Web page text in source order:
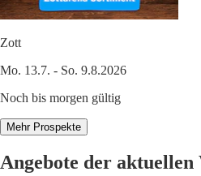
Zott
Mo. 13.7. - So. 9.8.2026
Noch bis morgen gültig
Mehr Prospekte
Angebote der aktuellen